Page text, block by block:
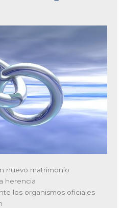
nuevo matrimonio
herencia
los organismos oficiales